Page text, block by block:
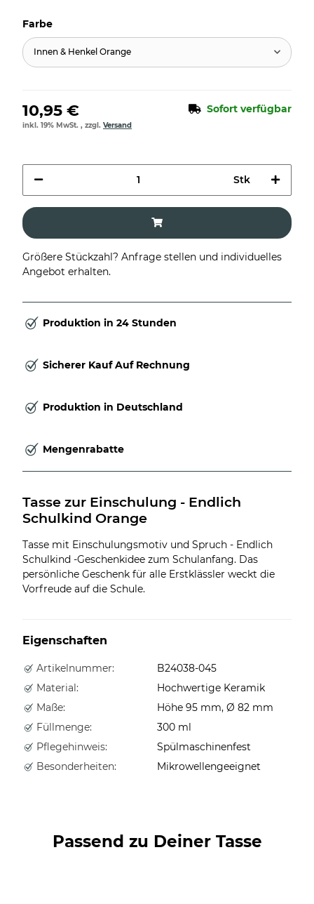
Farbe
Innen & Henkel Orange
10,95 € Sofort verfügbar
inkl. 19% MwSt. , zzgl. Versand
Stk
Größere Stückzahl? Anfrage stellen und individuelles
Angebot erhalten.
Produktion in 24 Stunden
Sicherer Kauf Auf Rechnung
Produktion in Deutschland
Mengenrabatte
Tasse zur Einschulung - Endlich
Schulkind Orange
Tasse mit Einschulungsmotiv und Spruch - Endlich
Schulkind -Geschenkidee zum Schulanfang. Das
persönliche Geschenk für alle Erstklässler weckt die
Vorfreude auf die Schule.
Eigenschaften
Artikelnummer:
B24038-045
Material:
Hochwertige Keramik
Maße:
Höhe 95 mm, Ø 82 mm
Füllmenge:
300 ml
Pflegehinweis:
Spülmaschinenfest
Besonderheiten:
Mikrowellengeeignet
Passend zu Deiner Tasse